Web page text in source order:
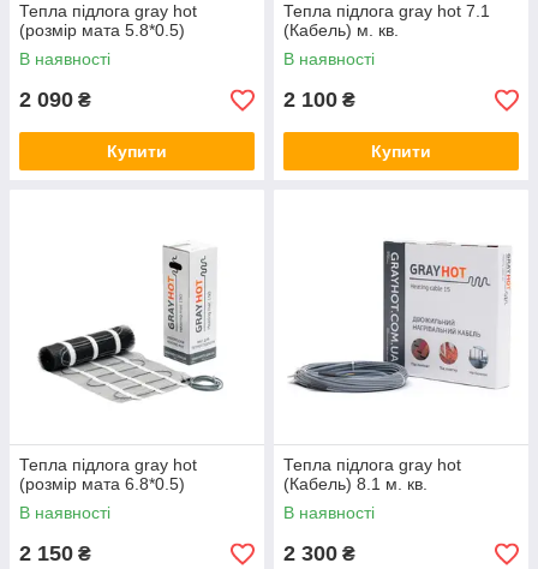
Тепла підлога gray hot
(розмір мата 5.8*0.5)
В наявності
2 090 ₴
Купити
Тепла підлога gray hot 7.1
(Кабель) м. кв.
В наявності
2 100 ₴
Купити
Тепла підлога gray hot
(розмір мата 6.8*0.5)
В наявності
2 150 ₴
Тепла підлога gray hot
(Кабель) 8.1 м. кв.
В наявності
2 300 ₴